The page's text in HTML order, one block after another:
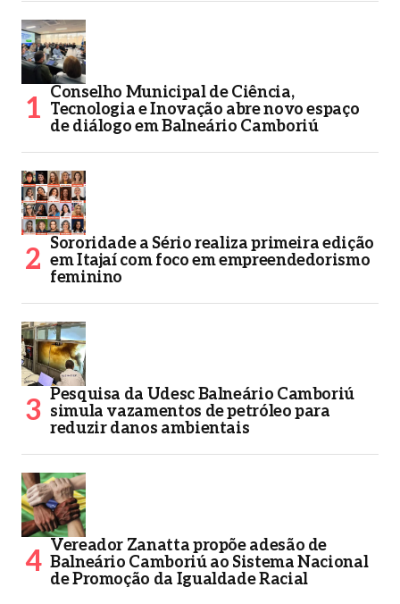
Conselho Municipal de Ciência,
Tecnologia e Inovação abre novo espaço
de diálogo em Balneário Camboriú
Sororidade a Sério realiza primeira edição
em Itajaí com foco em empreendedorismo
feminino
Pesquisa da Udesc Balneário Camboriú
simula vazamentos de petróleo para
reduzir danos ambientais
Vereador Zanatta propõe adesão de
Balneário Camboriú ao Sistema Nacional
de Promoção da Igualdade Racial